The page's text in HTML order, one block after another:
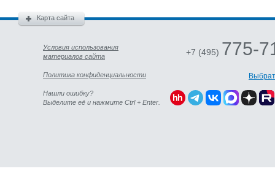
Карта сайта
Условия использования
материалов сайта
Политика конфиденциальности
Нашли ошибку?
Выделите её и нажмите Ctrl + Enter.
+7 (495) 775-